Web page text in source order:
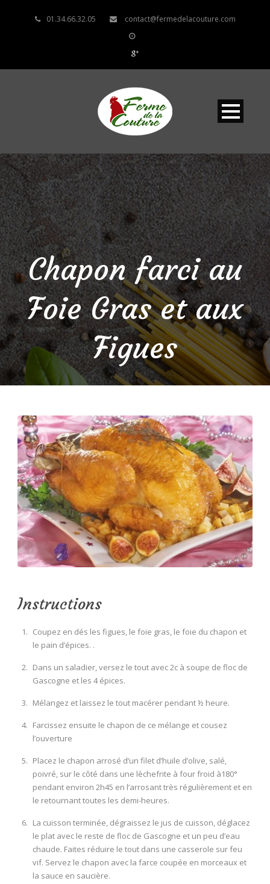
01.34.66.32.05 contact@fermedelacouture.com
Chapon farci au
Foie Gras et aux
Figues
Instructions
Coupez en dés les figues, le foie gras, le foie du chapon et
le pain d’épices. .
Dans un saladier, versez le tout avec 2c à soupe de floc de
Gascogne et les 4 épices.
Mélangez et laissez le tout macérer pendant ½ heure.
Farcissez ensuite le chapon de ce mélange et cousez
l’ouverture
Placez le chapon arrosé d’un filet d’huile d’olive, salé,
poivré, sur le côté dans une lèchefrite à four froid à180°
pendant environ 2h45 en l’arrosant très régulièrement et en
le retournant toutes les demi-heures.
La cuisson terminée, dégraissez le jus de cuisson, déglacez
le plat avec le reste de floc de Gascogne et un peu d’eau
chaude. Faites réduire le tout dans une casserole sur feu
vif. Servez le chapon avec la farce coupée en morceaux et
la sauce en saucière.